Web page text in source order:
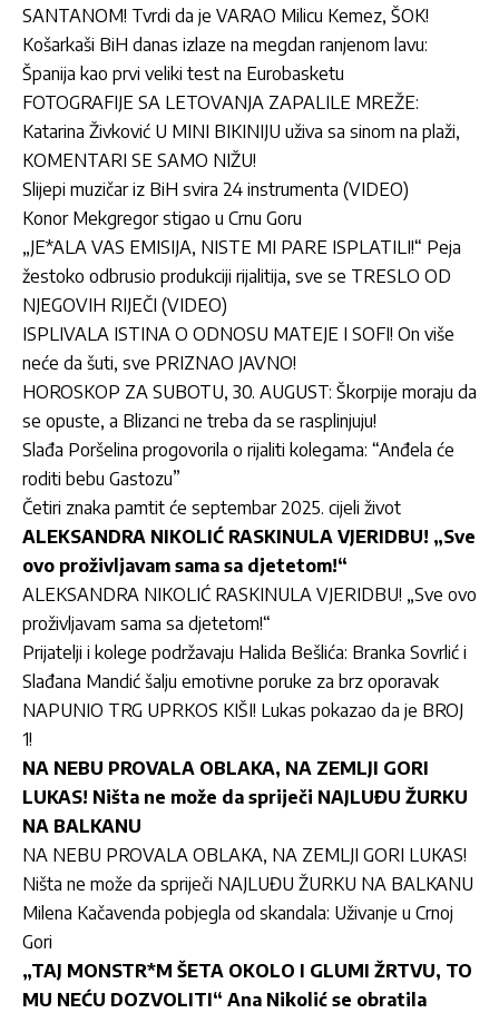
SANTANOM! Tvrdi da je VARAO Milicu Kemez, ŠOK!
Košarkaši BiH danas izlaze na megdan ranjenom lavu:
Španija kao prvi veliki test na Eurobasketu
FOTOGRAFIJE SA LETOVANJA ZAPALILE MREŽE:
Katarina Živković U MINI BIKINIJU uživa sa sinom na plaži,
KOMENTARI SE SAMO NIŽU!
Slijepi muzičar iz BiH svira 24 instrumenta (VIDEO)
Konor Mekgregor stigao u Crnu Goru
„JE*ALA VAS EMISIJA, NISTE MI PARE ISPLATILI!“ Peja
žestoko odbrusio produkciji rijalitija, sve se TRESLO OD
NJEGOVIH RIJEČI (VIDEO)
ISPLIVALA ISTINA O ODNOSU MATEJE I SOFI! On više
neće da šuti, sve PRIZNAO JAVNO!
HOROSKOP ZA SUBOTU, 30. AUGUST: Škorpije moraju da
se opuste, a Blizanci ne treba da se rasplinjuju!
Slađa Poršelina progovorila o rijaliti kolegama: “Anđela će
roditi bebu Gastozu”
Četiri znaka pamtit će septembar 2025. cijeli život
ALEKSANDRA NIKOLIĆ RASKINULA VJERIDBU! „Sve
ovo proživljavam sama sa djetetom!“
ALEKSANDRA NIKOLIĆ RASKINULA VJERIDBU! „Sve ovo
proživljavam sama sa djetetom!“
Prijatelji i kolege podržavaju Halida Bešlića: Branka Sovrlić i
Slađana Mandić šalju emotivne poruke za brz oporavak
NAPUNIO TRG UPRKOS KIŠI! Lukas pokazao da je BROJ
1!
NA NEBU PROVALA OBLAKA, NA ZEMLJI GORI
LUKAS! Ništa ne može da spriječi NAJLUĐU ŽURKU
NA BALKANU
NA NEBU PROVALA OBLAKA, NA ZEMLJI GORI LUKAS!
Ništa ne može da spriječi NAJLUĐU ŽURKU NA BALKANU
Milena Kačavenda pobjegla od skandala: Uživanje u Crnoj
Gori
„TAJ MONSTR*M ŠETA OKOLO I GLUMI ŽRTVU, TO
MU NEĆU DOZVOLITI“ Ana Nikolić se obratila